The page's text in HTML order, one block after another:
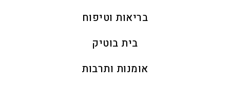
בריאות וטיפוח
בית בוטיק
אומנות ותרבות